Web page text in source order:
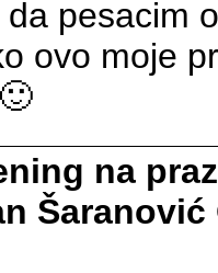
pesacim
ovo moje
na
Šaranović